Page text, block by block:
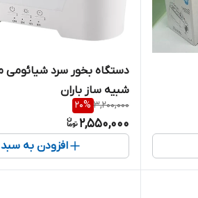
شبیه ساز باران
3,200,000
20%
2,550,000
افزودن به سبد